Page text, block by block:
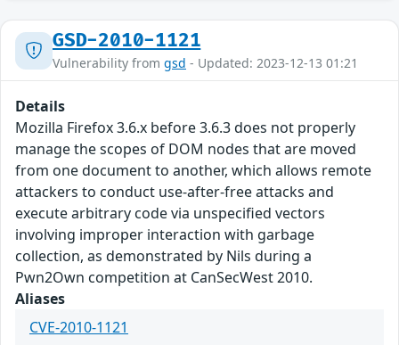
GSD-2010-1121
Vulnerability from gsd - Updated: 2023-12-13 01:21
Details
Mozilla Firefox 3.6.x before 3.6.3 does not properly
manage the scopes of DOM nodes that are moved
from one document to another, which allows remote
attackers to conduct use-after-free attacks and
execute arbitrary code via unspecified vectors
involving improper interaction with garbage
collection, as demonstrated by Nils during a
Pwn2Own competition at CanSecWest 2010.
Aliases
CVE-2010-1121